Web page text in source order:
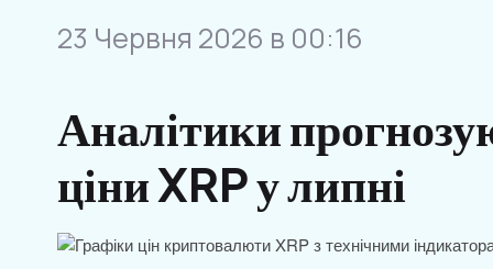
23 Червня 2026 в 00:16
Аналітики
ціни XRP у липні